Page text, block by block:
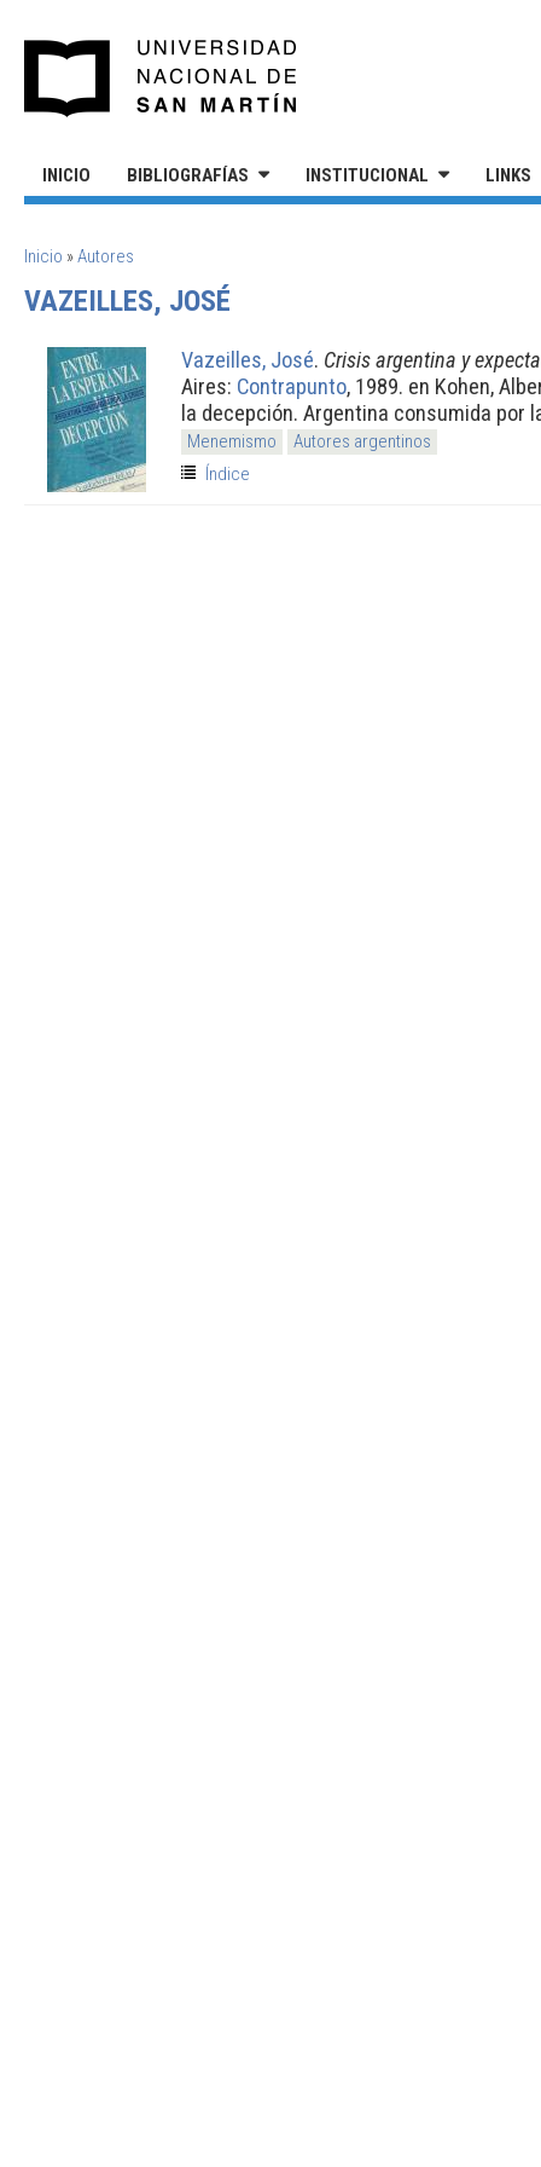
INICIO BIBLIOGRAFÍAS INSTITUCIONAL LINKS
SE ENCUENTRA USTED AQUÍ
Inicio »Autores
VAZEILLES, JOSÉ
Vazeilles, José. Crisis argentina y
Aires: Contrapunto, 1989. en Kohen,
la decepción. Argentina consumida por
Menemismo
Autores argentinos
Índice